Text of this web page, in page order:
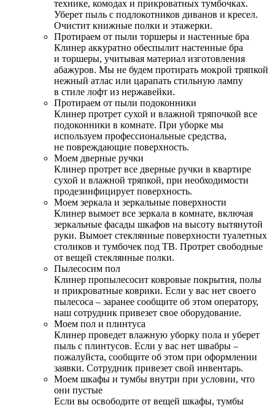
технике, комодах и прикроватных тумбочках.
Уберет пыль с подлокотников диванов и кресел.
Очистит книжные полки и этажерки.
Протираем от пыли торшеры и настенные бра
Клинер аккуратно обеспылит настенные бра
и торшеры, учитывая материал изготовления
абажуров. Мы не будем протирать мокрой тряпкой
нежный атлас или царапать стильную лампу
в стиле лофт из нержавейки.
Протираем от пыли подоконники
Клинер протрет сухой и влажной тряпочкой все
подоконники в комнате. При уборке мы
используем профессиональные средства,
не повреждающие поверхность.
Моем дверные ручки
Клинер протрет все дверные ручки в квартире
сухой и влажной тряпкой, при необходимости
продезинфицирует поверхность.
Моем зеркала и зеркальные поверхности
Клинер вымоет все зеркала в комнате, включая
зеркальные фасады шкафов на высоту вытянутой
руки. Вымоет стеклянные поверхности туалетных
столиков и тумбочек под ТВ. Протрет свободные
от вещей стеклянные полки.
Пылесосим пол
Клинер пропылесосит ковровые покрытия, полы
и прикроватные коврики. Если у вас нет своего
пылесоса – заранее сообщите об этом оператору,
наш сотрудник привезет свое оборудование.
Моем пол и плинтуса
Клинер проведет влажную уборку пола и уберет
пыль с плинтусов. Если у вас нет швабры –
пожалуйста, сообщите об этом при оформлении
заявки. Сотрудник привезет свой инвентарь.
Моем шкафы и тумбы внутри при условии, что
они пустые
Если вы освободите от вещей шкафы, тумбы